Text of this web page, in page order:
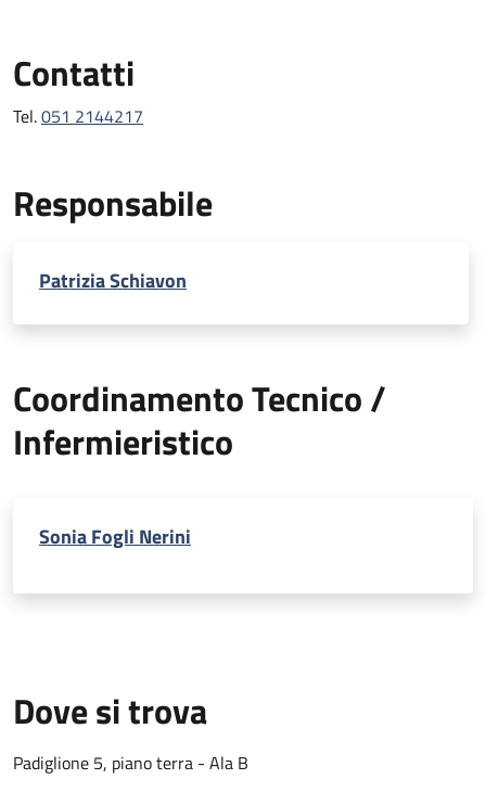
Contatti
Tel.051 2144217
Responsabile
Patrizia Schiavon
Coordinamento Tecnico /
Infermieristico
Sonia Fogli Nerini
Dove si trova
Padiglione 5, piano terra - Ala B